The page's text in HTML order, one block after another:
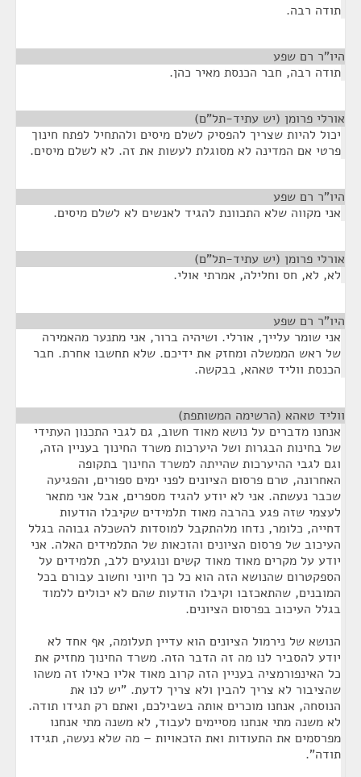
תודה רבה.
היו"ר רם שפע
תודה רבה, חבר הכנסת מאיר כהן.
אורלי פרומן (יש עתיד-תל"ם)
יכול להיות שצריך להפסיק לשלם מיסים ולהתחיל לפתח חינוך
פרטי אם המדינה לא מסוגלת לעשות את זה. לא לשלם מיסים.
היו"ר רם שפע
אני מקווה שלא התכוונת להגיד לאנשים לא לשלם מיסים.
אורלי פרומן (יש עתיד-תל"ם)
לא, לא, חס וחלילה, אמרתי אולי.
היו"ר רם שפע
אני שומר עלייך, אורלי. ושיהיה ברור, אני מתנער מהאמירה
של ראש הממשלה ומחזק את ידיכם. שלא תחשבו אחרת. חבר
הכנסת ווליד טאהא, בבקשה.
ווליד טאהא (הרשימה המשותפת)
אנחנו מדברים על נושא מאוד חשוב, גם לגבי התכנון העתידי
של בחינות הבגרות ושל היערכות משרד החינוך בעניין הזה,
וגם לגבי ההיערכות שהייתה למשרד החינוך בתקופה
האחרונה, טרם פרסום הציונים לפני ימים ספורים, והפגיעה
שכבר נעשתה. אני לא יודע להגיד מספרים, אבל אני מתאר
לעצמי שזה פגע בהרבה מאוד תלמידים שקיבלו הודעות
דחייה, כלומר, נדחו מלהתקבל למוסדות להשכלה גבוהה בגלל
העיכוב של פרסום הציונים והזכאות של התלמידים האלה. אני
יודע על מקרים מאוד מאוד קשים ונוגעים ללב, תלמידים על
הספקטרום שהנושא הזה הוא כל כך חיוני וחשוב עבורם בכל
המובנים, שהתאכזבו וקיבלו הודעות שהם לא יכולים ללמוד
בגלל העיכוב בפרסום הציונים.
הנושא של נירמול הציונים הוא עדיין תעלומה, אף אחד לא
יודע להסביר לנו מה זה הדבר הזה. משרד החינוך מחזיק את
כל האינפורמציה בעניין הזה קרוב מאוד אליו כאילו זה משהו
שהציבור לא צריך להבין ולא צריך לדעת. "יש לנו את
הנוסחה, אנחנו מוכרים אותה בשבילכם, ואתם רק תגידו תודה.
לא משנה מתי אנחנו מסיימים לעבוד, לא משנה מתי אנחנו
מפרסמים את התעודות ואת הזכאויות – מה שלא נעשה, תגידו
תודה".